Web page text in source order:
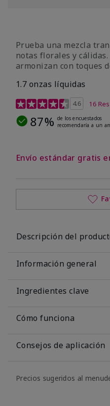
Prueba una mezcla
notas florales y
armonizan con toques
1.7 onzas líquidas
Calificación de clientes
4.6 16
87% de los encuestados
recomendaría a un
Envío estándar gratis
Descripción del
Información general
Ingredientes clave
Cómo funciona
Consejos de aplicación
Precios sugeridos al